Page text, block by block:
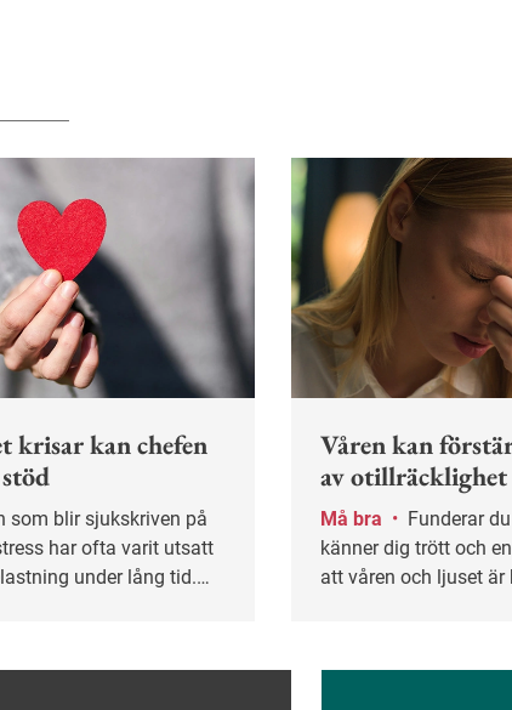
krisar kan chefen
har ofta varit utsatt
under lång tid.
och visa öppenhet
Våren kan
av otillräcklighet
Må bra •
känner dig trött och
att våren och ljuset är
otillräcklighet, enligt